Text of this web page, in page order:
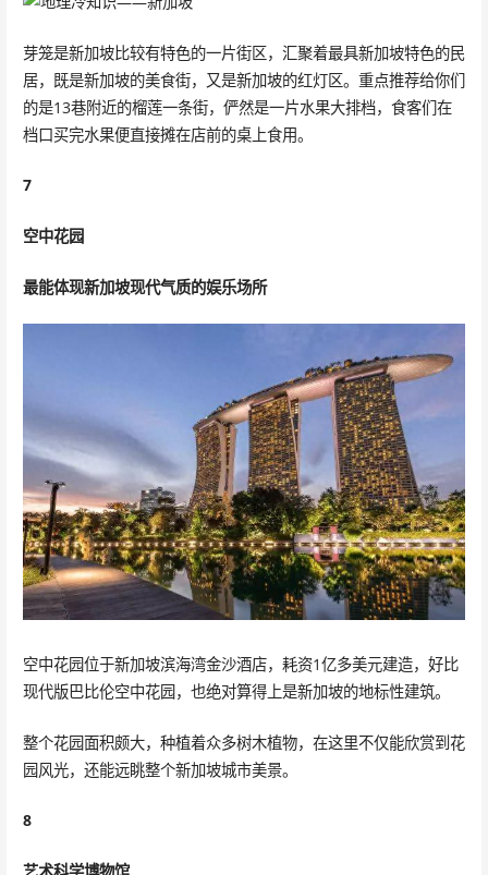
芽笼是新加坡比较有特色的一片街区，汇聚着最具新加坡特色的民
居，既是新加坡的美食街，又是新加坡的红灯区。重点推荐给你们
的是13巷附近的榴莲一条街，俨然是一片水果大排档，食客们在
档口买完水果便直接摊在店前的桌上食用。
7
空中花园
最能体现新加坡现代气质的娱乐场所
空中花园位于新加坡滨海湾金沙酒店，耗资1亿多美元建造，好比
现代版巴比伦空中花园，也绝对算得上是新加坡的地标性建筑。
整个花园面积颇大，种植着众多树木植物，在这里不仅能欣赏到花
园风光，还能远眺整个新加坡城市美景。
8